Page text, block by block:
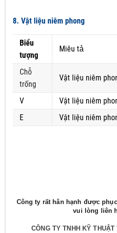
8. Vật liệu niêm phong
Biểu
tượng
Miêu tả
Chỗ
trống
Vật liệu niêm
V
Vật liệu niêm
E
Vật liệu niêm
Công ty rất hân hạnh được
vui lòng liên
CÔNG TY TNHH KỸ